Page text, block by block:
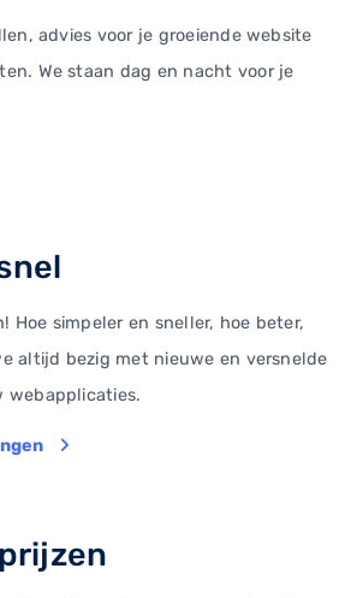
advies voor je groeiende website
We staan dag en nacht voor je
Hoe simpeler en sneller, hoe beter,
altijd bezig met nieuwe en versnelde
webapplicaties.